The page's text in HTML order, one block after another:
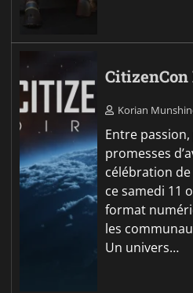
CitizenCon
Korian
Entre
promesses
célébration
ce samedi 11
format
les
Un univers…